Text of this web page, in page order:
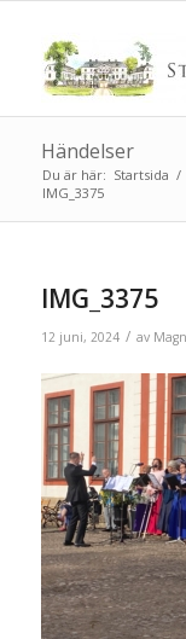
Händelser
Du är här: Startsida /
IMG_3375
IMG_3375
12 juni, 2024 / av